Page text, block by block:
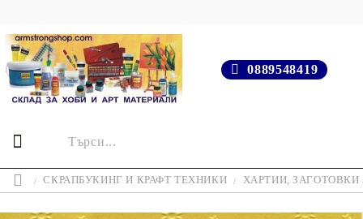
0889548419
СКРАПБУКИНГ И КРАФТ ТЕХНИКИ ХАРТИИ,